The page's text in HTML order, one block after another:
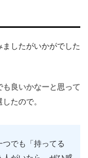
したがいかがでした
も良いかなーと思って
たので。
でも「持ってる